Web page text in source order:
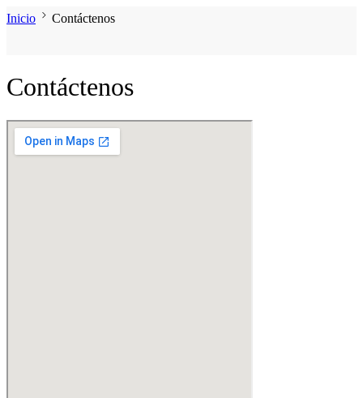
Inicio Contáctenos
Contáctenos